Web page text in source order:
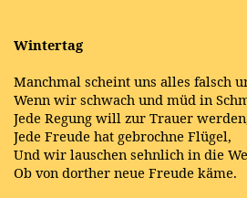
Wintertag
Manchmal scheint uns alles falsch
Wenn wir schwach und müd in
Jede Regung will zur Trauer
Jede Freude hat gebrochne Flügel,
Und wir lauschen sehnlich in die
Ob von dorther neue Freude käme.